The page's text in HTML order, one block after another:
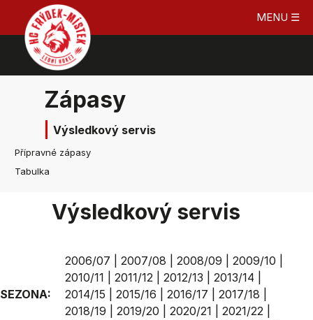
MENU ☰
Zápasy
Výsledkový servis
Přípravné zápasy
Tabulka
Výsledkový servis
SEZONA:
2006/07 2007/08 2008/09 2009/10
2010/11
2011/12 2012/13 2013/14
2014/15
2015/16 2016/17 2017/18
2018/19
2019/20 2020/21 2021/22